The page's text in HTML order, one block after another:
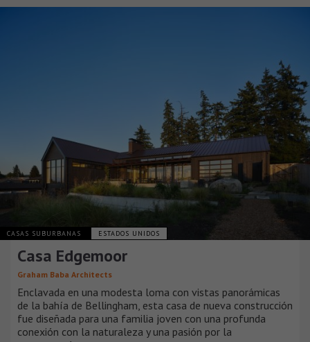
CASAS SUBURBANAS ESTADOS UNIDOS
Casa Edgemoor
Graham Baba Architects
Enclavada en una modesta loma con vistas panorámicas
de la bahía de Bellingham, esta casa de nueva construcción
fue diseñada para una familia joven con una profunda
conexión con la naturaleza y una pasión por la